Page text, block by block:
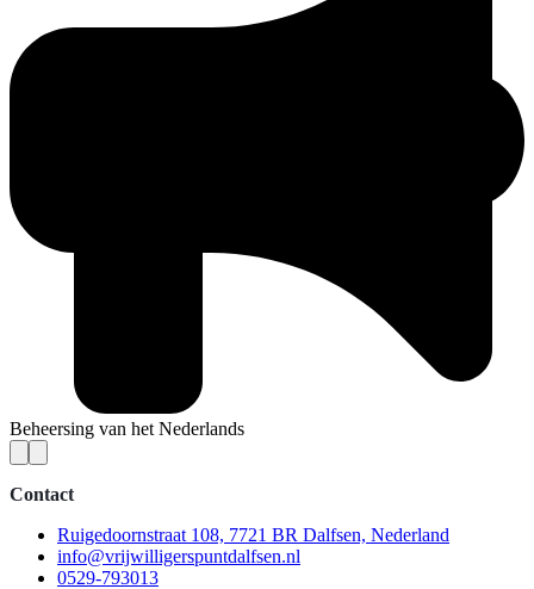
Beheersing van het Nederlands
Contact
Ruigedoornstraat 108, 7721 BR Dalfsen, Nederland
info@vrijwilligerspuntdalfsen.nl
0529-793013